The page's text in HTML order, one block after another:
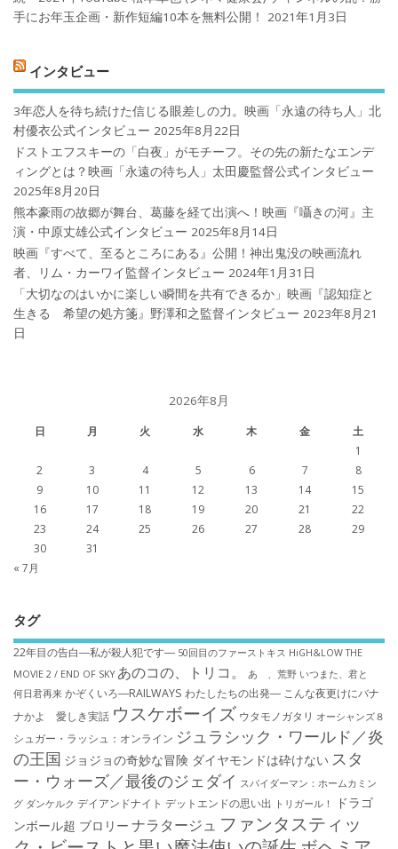
手にお年玉企画・新作短編10本を無料公開！
2021年1月3日
インタビュー
3年恋人を待ち続けた信じる眼差しの力。映画「永遠の待ち人」北
村優衣公式インタビュー 2025年8月22日
ドストエフスキーの「白夜」がモチーフ。その先の新たなエンデ
ィングとは？映画「永遠の待ち人」太田慶監督公式インタビュー
2025年8月20日
熊本豪雨の故郷が舞台、葛藤を経て出演へ！映画『囁きの河』主
演・中原丈雄公式インタビュー 2025年8月14日
映画『すべて、至るところにある』公開！神出鬼没の映画流れ
者、リム・カーワイ監督インタビュー 2024年1月31日
「大切なのはいかに楽しい瞬間を共有できるか」映画『認知症と
生きる 希望の処方箋』野澤和之監督インタビュー 2023年8月21
日
2026年8月
日 月 火 水 木 金
土
1
2
3 4 5 6 7
8
9
10 11 12 13 14
15
16
17 18 19 20 21
22
23
24 25 26 27 28
29
30
31
« 7月
タグ
22年目の告白―私が殺人犯です― 50回目のファーストキス HiGH&LOW THE
MOVIE 2 / END OF SKY あのコの、トリコ。 あゝ、荒野 いつまた、君と
何日君再来 かぞくいろ―RAILWAYS わたしたちの出発― こんな夜更けにバナ
ナかよ 愛しき実話 ウスケボーイズ ウタモノガタリ オーシャンズ８
シュガー・ラッシュ：オ​ンライン ジュラシック・ワールド／炎
の王国 ジョジョの奇妙な冒険 ダイヤモンドは砕けない スタ
ー・ウォーズ／最後のジェダイ スパイダーマン：ホームカミン
グ ダンケルク デイアンドナイト デットエンドの思い出 トリガール！
ドラゴ
ンボール超 ブロリー ナラタージュ ファンタスティッ